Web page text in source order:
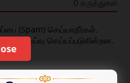
0 கருத்துகள்
(Spam) செய்யாதீர்கள்.
மதிப்பாய்வு செய்யப்படுகின்றன.